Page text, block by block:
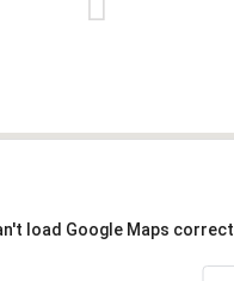
load Google Maps